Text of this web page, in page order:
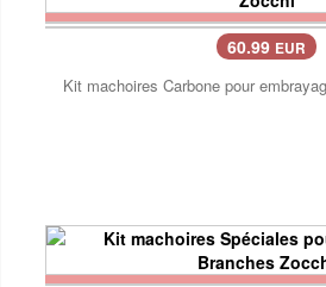
60.99 EUR
Kit machoires Carbone pour